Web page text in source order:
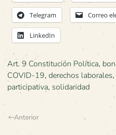
Telegram Correo
LinkedIn
Art. 9 Constitución Política,
COVID-19, derechos laborales,
participativa, solidaridad
Anterior